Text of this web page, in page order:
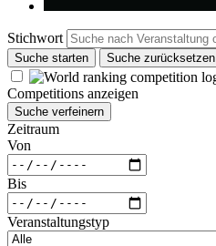
Stichwort
Suche starten Suche zurücksetzen
Competitions anzeigen
Suche verfeinern
Zeitraum
Von
Bis
Veranstaltungstyp